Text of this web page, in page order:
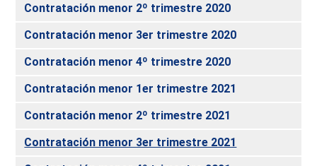
Contratación menor 2º trimestre 2020
Contratación menor 3er trimestre 2020
Contratación menor 4º trimestre 2020
Contratación menor 1er trimestre 2021
Contratación menor 2º trimestre 2021
Contratación menor 3er trimestre 2021